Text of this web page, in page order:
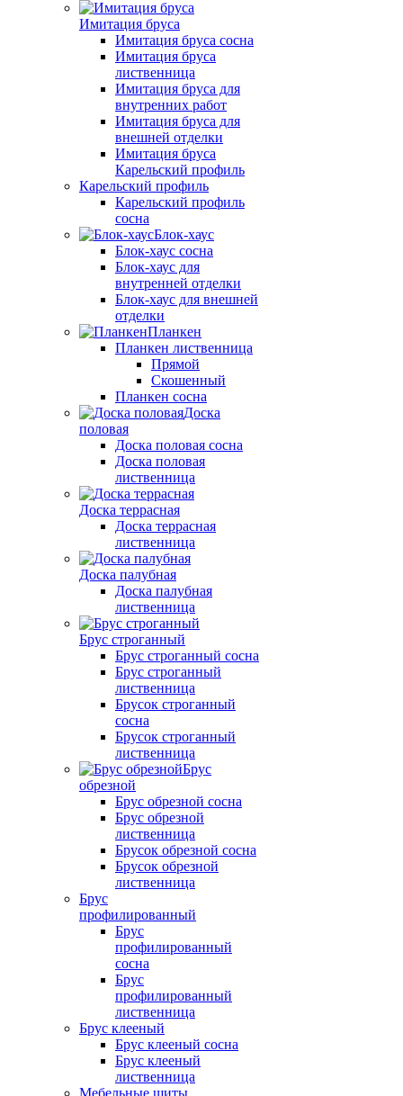
Имитация бруса
Имитация бруса сосна
Имитация бруса
лиственница
Имитация бруса для
внутренних работ
Имитация бруса для
внешней отделки
Имитация бруса
Карельский профиль
Карельский профиль
Карельский профиль
сосна
Блок-хаус
Блок-хаус сосна
Блок-хаус для
внутренней отделки
Блок-хаус для внешней
отделки
Планкен
Планкен лиственница
Прямой
Скошенный
Планкен сосна
Доска
половая
Доска половая сосна
Доска половая
лиственница
Доска террасная
Доска террасная
лиственница
Доска палубная
Доска палубная
лиственница
Брус строганный
Брус строганный сосна
Брус строганный
лиственница
Брусок строганный
сосна
Брусок строганный
лиственница
Брус
обрезной
Брус обрезной сосна
Брус обрезной
лиственница
Брусок обрезной сосна
Брусок обрезной
лиственница
Брус
профилированный
Брус
профилированный
сосна
Брус
профилированный
лиственница
Брус клееный
Брус клееный сосна
Брус клееный
лиственница
Мебельные щиты